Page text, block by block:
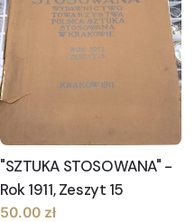
"SZTUKA STOSOWANA" -
Rok 1911, Zeszyt 15
50.00 zł